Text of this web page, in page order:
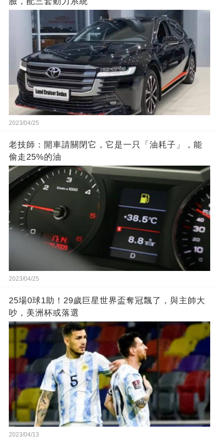
2023/04/25
老技師：開車請關閉它，它是一只「油耗子」，能
偷走25%的油
2023/04/25
25場0球1助！29歲巨星世界盃奪冠飄了，與主帥大
吵，美洲杯或落選
2023/04/13